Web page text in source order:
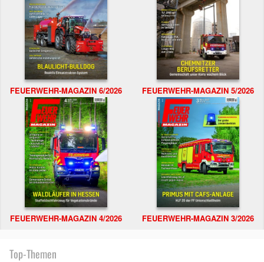
FEUERWEHR-MAGAZIN 6/2026 FEUERWEHR-MAGAZIN 5/2026
FEUERWEHR-MAGAZIN 4/2026 FEUERWEHR-MAGAZIN 3/2026
Top-Themen